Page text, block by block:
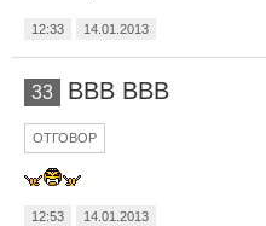
12:33 14.01.2013
33 ВВВ ВВВ
ОТГОВОР
12:53 14.01.2013